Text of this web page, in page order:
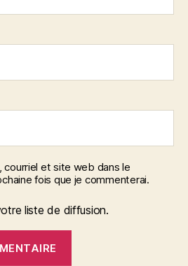
courriel et site web dans le
fois que je commenterai.
liste de diffusion.